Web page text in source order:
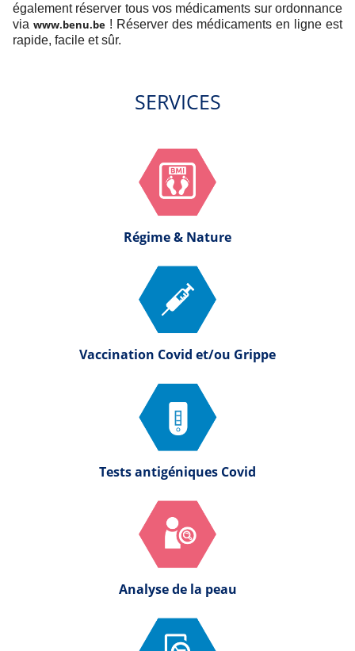
également réserver tous vos médicaments sur ordonnance
via www.benu.be! Réserver des médicaments en ligne est
rapide, facile et sûr.
SERVICES
Régime & Nature
Vaccination Covid et/ou Grippe
Tests antigéniques Covid
Analyse de la peau